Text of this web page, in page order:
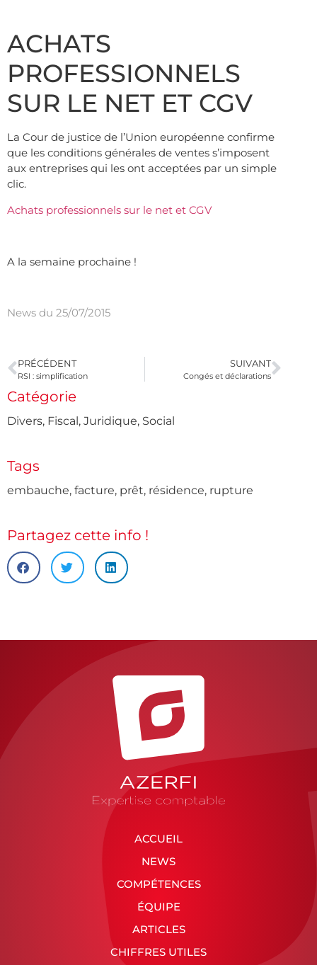
ACHATS
PROFESSIONNELS
SUR LE NET ET CGV
La Cour de justice de l’Union européenne confirme
que les conditions générales de ventes s’imposent
aux entreprises qui les ont acceptées par un simple
clic.
Achats professionnels sur le net et CGV
A la semaine prochaine !
News du 25/07/2015
PRÉCÉDENT
RSI : simplification
SUIVANT
Congés et déclarations
Catégorie
Divers, Fiscal, Juridique, Social
Tags
embauche, facture, prêt, résidence, rupture
Partagez cette info !
ACCUEIL
NEWS
COMPÉTENCES
ÉQUIPE
ARTICLES
CHIFFRES UTILES